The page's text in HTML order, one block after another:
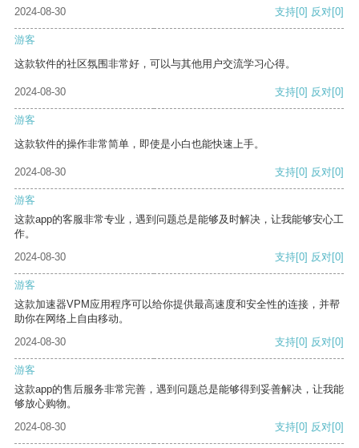
2024-08-30 支持[0] 反对[0]
游客
这款软件的社区氛围非常好，可以与其他用户交流学习心得。
2024-08-30 支持[0] 反对[0]
游客
这款软件的操作非常简单，即使是小白也能快速上手。
2024-08-30 支持[0] 反对[0]
游客
这款app的客服非常专业，遇到问题总是能够及时解决，让我能够安心工
作。
2024-08-30
支持[0] 反对[0]
游客
这款加速器VPM应用程序可以给你提供最高速度和安全性的连接，并帮
助你在网络上自由移动。
2024-08-30
支持[0] 反对[0]
游客
这款app的售后服务非常完善，遇到问题总是能够得到妥善解决，让我能
够放心购物。
2024-08-30
支持[0] 反对[0]